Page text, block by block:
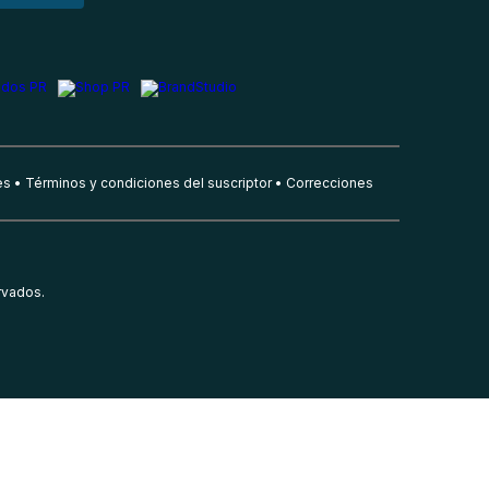
Términos y condiciones del suscriptor Correcciones